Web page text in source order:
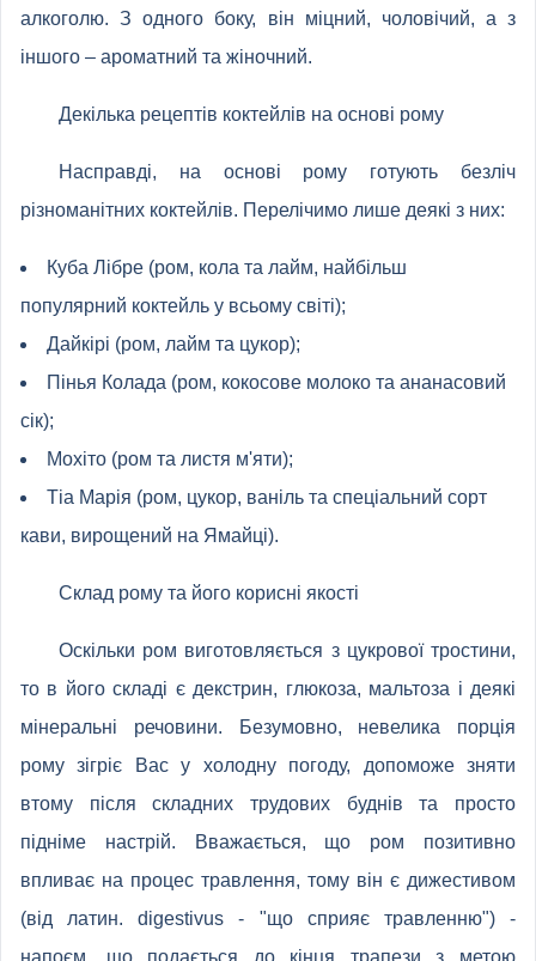
алкоголю. З одного боку, він міцний, чоловічий, а з
іншого – ароматний та жіночний.
Декілька рецептів коктейлів на основі рому
Насправді, на основі рому готують безліч
різноманітних коктейлів. Перелічимо лише деякі з них:
Куба Лібре (ром, кола та лайм, найбільш
популярний коктейль у всьому світі);
Дайкірі (ром, лайм та цукор);
Пінья Колада (ром, кокосове молоко та ананасовий
сік);
Мохіто (ром та листя м'яти);
Тіа Марія (ром, цукор, ваніль та спеціальний сорт
кави, вирощений на Ямайці).
Склад рому та його корисні якості
Оскільки ром виготовляється з цукрової тростини,
то в його складі є декстрин, глюкоза, мальтоза і деякі
мінеральні речовини. Безумовно, невелика порція
рому зігріє Вас у холодну погоду, допоможе зняти
втому після складних трудових буднів та просто
підніме настрій. Вважається, що ром позитивно
впливає на процес травлення, тому він є дижестивом
(від латин. digestivus - "що сприяє травленню") -
напоєм, що подається до кінця трапези з метою